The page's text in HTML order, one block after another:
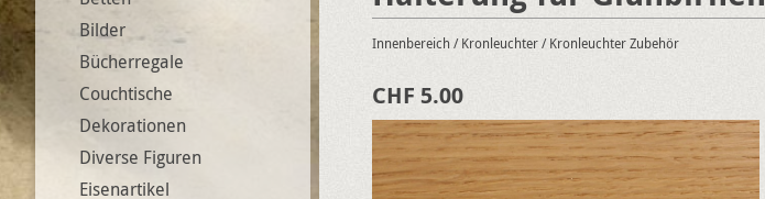
Innenbereich / Kronleuchter/ Kronleuchter Zubehör
CHF 5.00
Bilder
Bücherregale
Couchtische
Dekorationen
Diverse Figuren
Eisenartikel